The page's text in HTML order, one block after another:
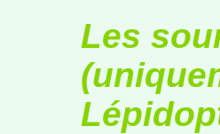
Les